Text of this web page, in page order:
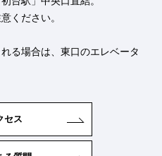
ください。
る場合は、東口のエレベータ
セス